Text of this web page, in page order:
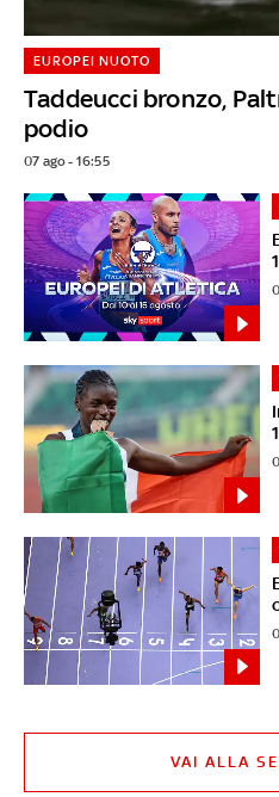
Taddeucci bronzo,
podio
EUROPEI NUOTO
07 ago - 16:55
VAI ALLA